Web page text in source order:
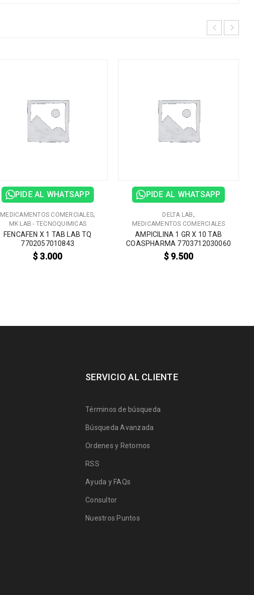
PIDE AL WHATSAPP
MEDICAMENTOS COMERCIALES,
MK LAB - TECNOQUIMICAS
FENCAFEN X 1 TAB LAB TQ
7702057010843
$ 3.000
PIDE AL WHATSAPP
DELTA LAB,
MEDICAMENTOS COMERCIALES
AMPICILINA 1 GR X 10 TAB
COASPHARMA 7703712030060
$9.500
SERVICIO AL CLIENTE
Términos de búsqueda
Búsqueda Avanzada
Ordenes y Retornos
RSS
Ayuda y FAQs
Consultor
Nuestros Puntos